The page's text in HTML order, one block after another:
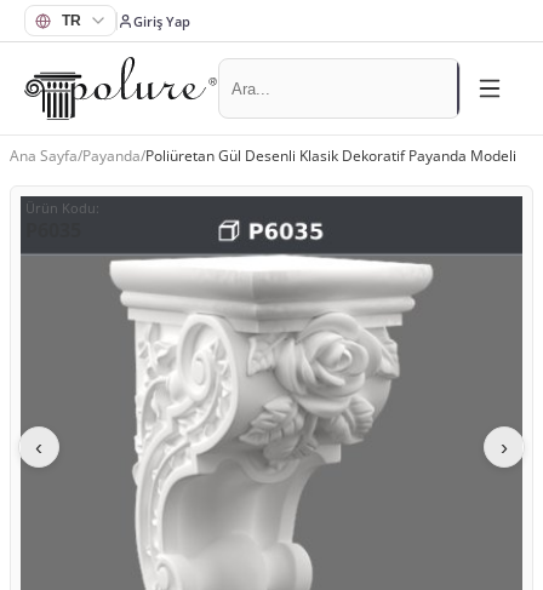
Giriş Yap
Ana Sayfa/Payanda/Poliüretan Gül Desenli Klasik Dekoratif Payanda Modeli
Ürün Kodu:
‹ ›